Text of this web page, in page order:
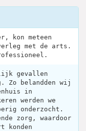
kon meteen
met de arts.
gevallen
Zo belandden wij
in
werden we
onderzocht.
zorg, waardoor
konden